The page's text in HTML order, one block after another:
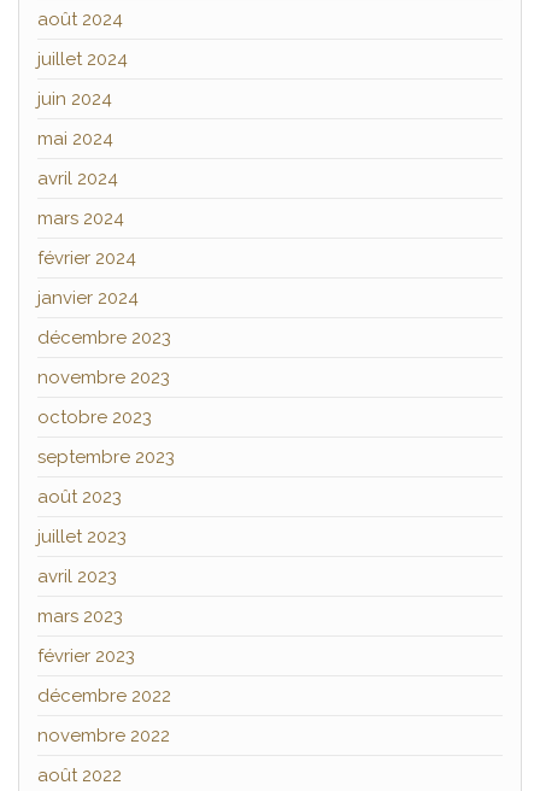
août 2024
juillet 2024
juin 2024
mai 2024
avril 2024
mars 2024
février 2024
janvier 2024
décembre 2023
novembre 2023
octobre 2023
septembre 2023
août 2023
juillet 2023
avril 2023
mars 2023
février 2023
décembre 2022
novembre 2022
août 2022